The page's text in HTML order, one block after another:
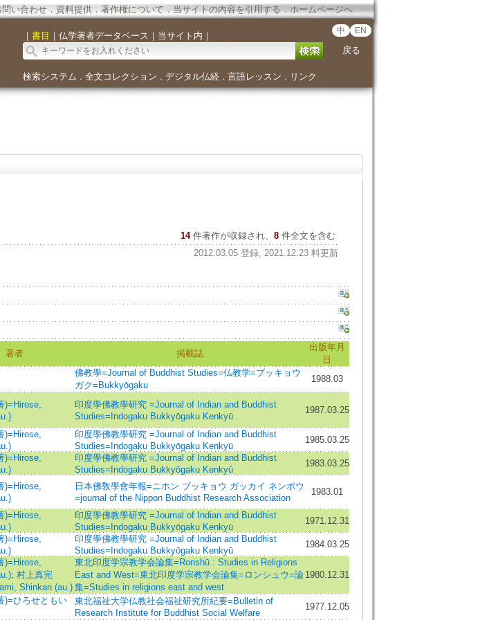
問い合わせ． 資料提供．著作権について．当サイトの内容を引用する．ホームページへ
｜ 書目 ｜ 仏学著者データベース ｜ 当サイト内 ｜ 中 EN
戻る
検索システム ． 全文コレクション ． デジタル仏経． 言語レッスン ． リンク
14 件著作が収録され、 8件全文を含む
2012.03.05 登録, 2021.12.23 料更新
著者 掲載誌
出版年月
日
佛教學=Journal of Buddhist Studies=仏教学=ブッキョウ
ガク=Bukkyōgaku
1988.03
)=Hirose,
印度學佛教學研究 =Journal of Indian and Buddhist
Studies=Indogaku Bukkyōgaku Kenkyū
1987.03.25
)=Hirose,
印度學佛教學研究 =Journal of Indian and Buddhist
Studies=Indogaku Bukkyōgaku Kenkyū
1985.03.25
)=Hirose,
印度學佛教學研究 =Journal of Indian and Buddhist
Studies=Indogaku Bukkyōgaku Kenkyū
1983.03.25
)=Hirose,
日本佛敎學會年報=ニホン ブッキョウ ガッカイ ネンポウ
=journal of the Nippon Buddhist Research Association
1983.01
)=Hirose,
印度學佛教學研究 =Journal of Indian and Buddhist
Studies=Indogaku Bukkyōgaku Kenkyū
1971.12.31
)=Hirose,
印度學佛教學研究 =Journal of Indian and Buddhist
Studies=Indogaku Bukkyōgaku Kenkyū
1984.03.25
)=Hirose,
; 村上真完
Shinkan (au.)
東北印度学宗教学会論集=Ronshū : Studies in Religions
East and West=東北印度学宗教学会論集=ロンシュウ=論
集=Studies in religions east and west
1980.12.31
)=ひろせともい
東北福祉大学仏教社会福祉研究所紀要=Bulletin of
Research Institute for Buddhist Social Welfare
1977.12.05